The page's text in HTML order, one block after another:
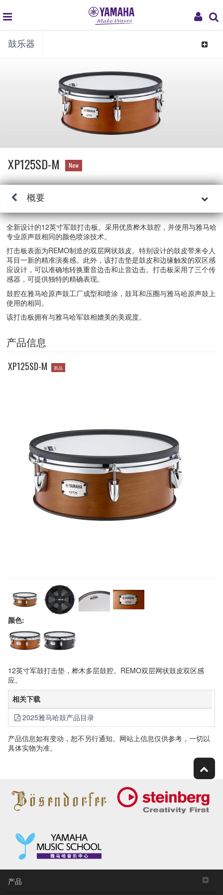
My
global
navigation
鼓乐器
Toggle
XP125SD-M New
概要
全新设计的12英寸军鼓打击板。采用优质桦木鼓腔，并使用与雅马哈
专业原声鼓相同的颜色喷涂技术。
打击板表面为REMO制造的双层网状鼓皮。特别设计的鼓皮带来令人
耳目一新的精准演奏感。此外，该打击垫是鼓皮和边缘触发的双区感
应设计，可以准确地转换重音边击和止音边击。打击板采用了三个传
感器，可提供独特的精确表现。
鼓腔在雅马哈原声鼓工厂成型和喷涂，鼓耳和压圈与雅马哈原声鼓上
使用的相同。
该打击板拥有与雅马哈军鼓相媲美的美观度。
产品信息
XP125SD-M 新品
颜色:
12英寸军鼓打击垫，桦木多层鼓腔。REMO双层网状鼓皮双区感
应。
相关下载
2025雅马哈鼓产品目录
产品信息如有变动，恕不另行通知。网站上信息仅供参考，一切以
具体实物为准。
产品